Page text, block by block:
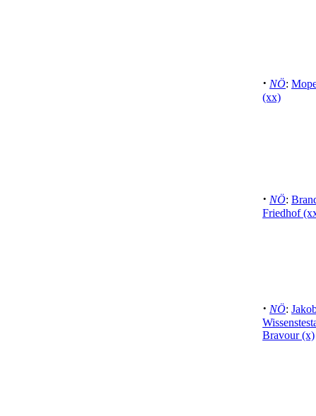
· NÖ:
(xx)
· NÖ:
Friedhof
· NÖ:
Bravour (x)